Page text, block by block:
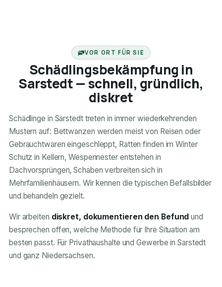
VOR ORT FÜR SIE
Schädlingsbekämpfung in
Sarstedt — schnell, gründlich,
diskret
Schädlinge in Sarstedt treten in immer wiederkehrenden
Mustern auf: Bettwanzen werden meist von Reisen oder
Gebrauchtwaren eingeschleppt, Ratten finden im Winter
Schutz in Kellern, Wespennester entstehen in
Dachvorsprüngen, Schaben verbreiten sich in
Mehrfamilienhäusern. Wir kennen die typischen Befallsbilder
und behandeln gezielt.
Wir arbeiten diskret, dokumentieren den Befund und
besprechen offen, welche Methode für Ihre Situation am
besten passt. Für Privathaushalte und Gewerbe in Sarstedt
und ganz Niedersachsen.